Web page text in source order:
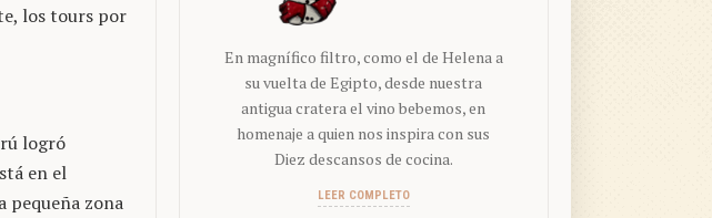
los tours por
logró
en el
pequeña zona
En magnífico filtro, como el de Helena a
su vuelta de Egipto, desde nuestra
antigua cratera el vino bebemos, en
homenaje a quien nos inspira con sus
Diez descansos de cocina.
LEER COMPLETO